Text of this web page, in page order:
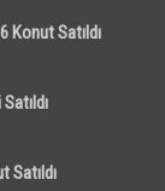
Konut Satıldı
Satıldı